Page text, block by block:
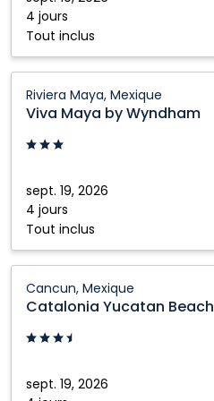
4 jours
Tout inclus
Riviera Maya, Mexique
Viva Maya by Wyndham
sept. 19, 2026
4 jours
Tout inclus
Maya
Wyndham:
Maya,
Mexique
Cancun, Mexique
Catalonia Yucatan Beach
sept. 19, 2026
Yucatan
Beach:
Cancun,